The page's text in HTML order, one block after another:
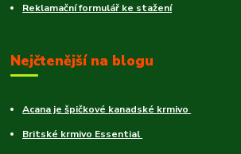
Reklamační formulář ke stažení
Nejčtenější na blogu
Acana je špičkové kanadské krmivo
Britské krmivo Essential